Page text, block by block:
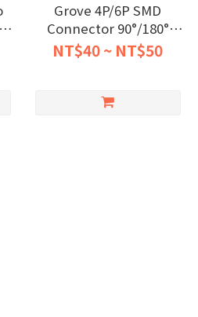
Grove 4P/6P SMD
Connector 90°/180°
(25pcs/pack)
NT$40 ~ NT$50